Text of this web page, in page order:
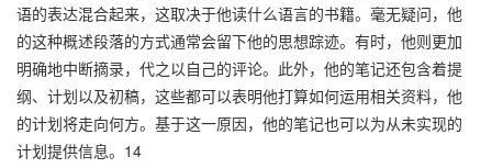
语的表达混合起来，这取决于他读什么语言的书籍。毫无疑问，他
的这种概述段落的方式通常会留下他的思想踪迹。有时，他则更加
明确地中断摘录，代之以自己的评论。此外，他的笔记还包含着提
纲、计划以及初稿，这些都可以表明他打算如何运用相关资料，他
的计划将走向何方。基于这一原因，他的笔记也可以为从未实现的
计划提供信息。14